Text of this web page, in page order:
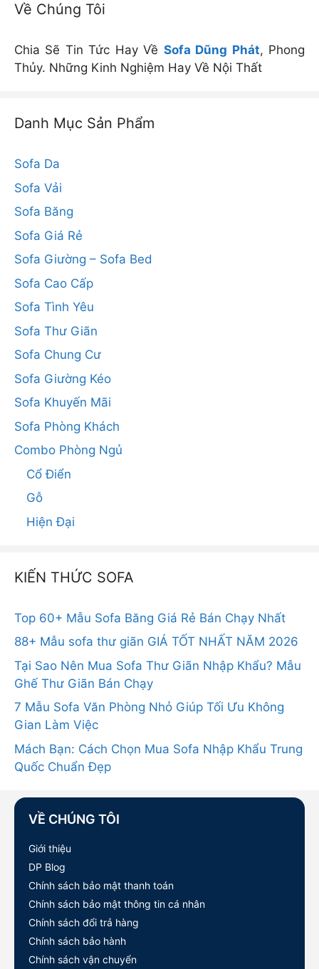
Về Chúng Tôi
Chia Sẽ Tin Tức Hay Về Sofa Dũng Phát, Phong
Thủy. Những Kinh Nghiệm Hay Về Nội Thất
Danh Mục Sản Phẩm
Sofa Da
Sofa Vải
Sofa Băng
Sofa Giá Rẻ
Sofa Giường – Sofa Bed
Sofa Cao Cấp
Sofa Tình Yêu
Sofa Thư Giãn
Sofa Chung Cư
Sofa Giường Kéo
Sofa Khuyến Mãi
Sofa Phòng Khách
Combo Phòng Ngủ
Cổ Điển
Gỗ
Hiện Đại
KIẾN THỨC SOFA
Top 60+ Mẫu Sofa Băng Giá Rẻ Bán Chạy Nhất
88+ Mẫu sofa thư giãn GIÁ TỐT NHẤT NĂM 2026
Tại Sao Nên Mua Sofa Thư Giãn Nhập Khẩu? Mẫu
Ghế Thư Giãn Bán Chạy
7 Mẫu Sofa Văn Phòng Nhỏ Giúp Tối Ưu Không
Gian Làm Việc
Mách Bạn: Cách Chọn Mua Sofa Nhập Khẩu Trung
Quốc Chuẩn Đẹp
VỀ CHÚNG TÔI
Giới thiệu
DP Blog
Chính sách bảo mật thanh toán
Chính sách bảo mật thông tin cá nhân
Chính sách đổi trả hàng
Chính sách bảo hành
Chính sách vận chuyển